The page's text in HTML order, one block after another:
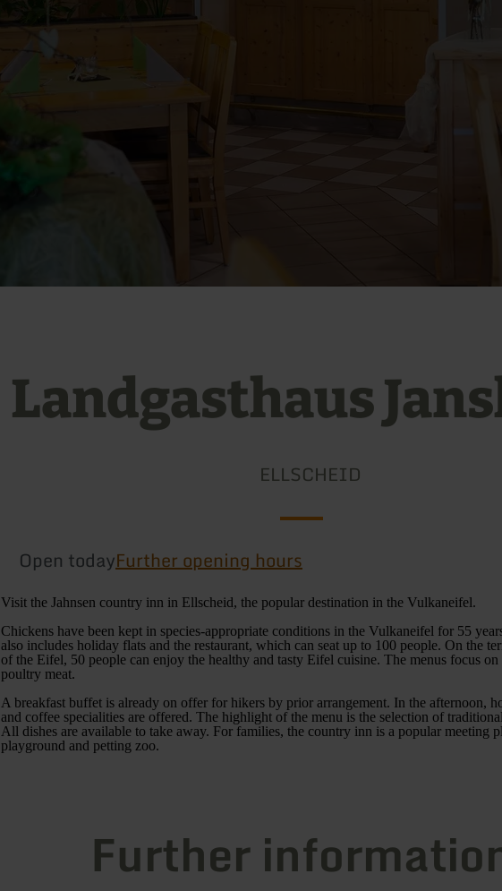
Landgasthaus
ELLSCHEID
Open todayFurther opening hours
Visit the Jahnsen country inn in Ellscheid, the popular destination in the Vulkaneifel.
Chickens have been kept in species-appropriate conditions in the Vulkaneifel for 55
also includes holiday flats and the restaurant, which can seat up to 100 people. On the
of the Eifel, 50 people can enjoy the healthy and tasty Eifel cuisine. The menus focus
poultry meat.
A breakfast buffet is already on offer for hikers by prior arrangement. In the afternoon,
and coffee specialities are offered. The highlight of the menu is the selection of
All dishes are available to take away. For families, the country inn is a popular meeting
playground and petting zoo.
Further